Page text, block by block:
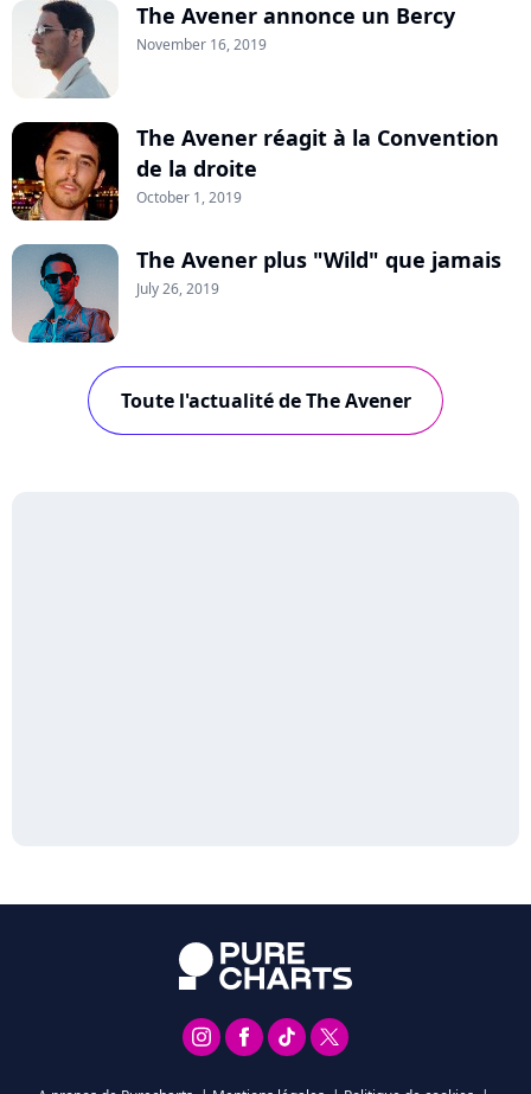
The Avener annonce un Bercy
November 16, 2019
The Avener réagit à la Convention
de la droite
October 1, 2019
The Avener plus "Wild" que jamais
July 26, 2019
Toute l'actualité de The Avener